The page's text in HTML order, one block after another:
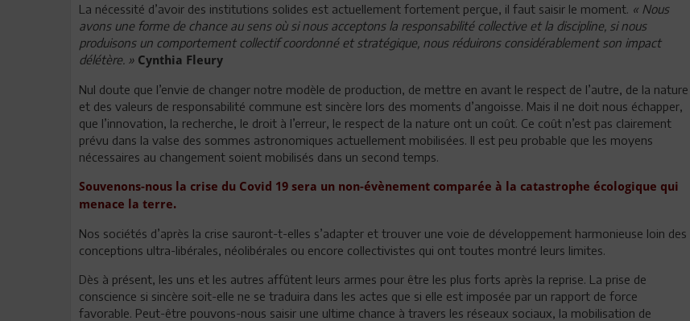
La nécessité d’avoir des institutions solides est actuellement fortement perçue, il faut saisir le moment. « Nous
avons une forme de chance au sens où si nous acceptons la responsabilité collective et la discipline, si nous
produisons un comportement collectif coordonné et stratégique, nous réduirons considérablement son impact
délétère. » Cynthia Fleury
Nul doute que l’envie de changer notre modèle de production, de mettre en avant le respect de l’autre, de la nature
et des valeurs de responsabilité commune est sincère lors des moments d’angoisse. Mais il ne doit nous échapper,
que l’innovation, la recherche, le droit à l’erreur, le respect de la nature ont un coût. Ce coût n’est pas clairement
prévu dans la valse des sommes astronomiques actuellement mobilisées. Il est peu probable que les moyens
nécessaires au changement soient mobilisés dans un second temps.
Souvenons-nous la crise du Covid 19 sera un non-évènement comparée à la catastrophe écologique qui
menace la terre.
Nos sociétés d’après la crise sauront-t-elles s’adapter et trouver une voie de développement harmonieuse loin des
conceptions ultra-libérales, néolibérales ou encore collectivistes qui ont toutes montré leurs limites.
Dès à présent, les uns et les autres affûtent leurs armes pour être les plus forts après la reprise. La prise de
conscience si sincère soit-elle ne se traduira dans les actes que si elle est imposée par un rapport de force
favorable. Peut-être pouvons-nous saisir une ultime chance à travers les réseaux sociaux, la mobilisation de